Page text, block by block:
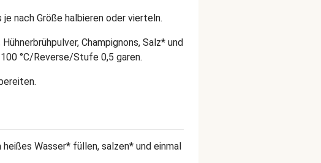
je nach Größe halbieren oder vierteln.
Champignons, Salz* und
°C/Reverse/Stufe 0,5 garen.
Wasser* füllen, salzen* und einmal